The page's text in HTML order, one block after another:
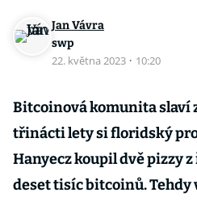
Jan Vávra
swp
22. května 2023 · 10:20
Bitcoinová komunita slaví
třinácti lety si floridský
Hanyecz koupil dvě pizzy z
deset tisíc bitcoinů.